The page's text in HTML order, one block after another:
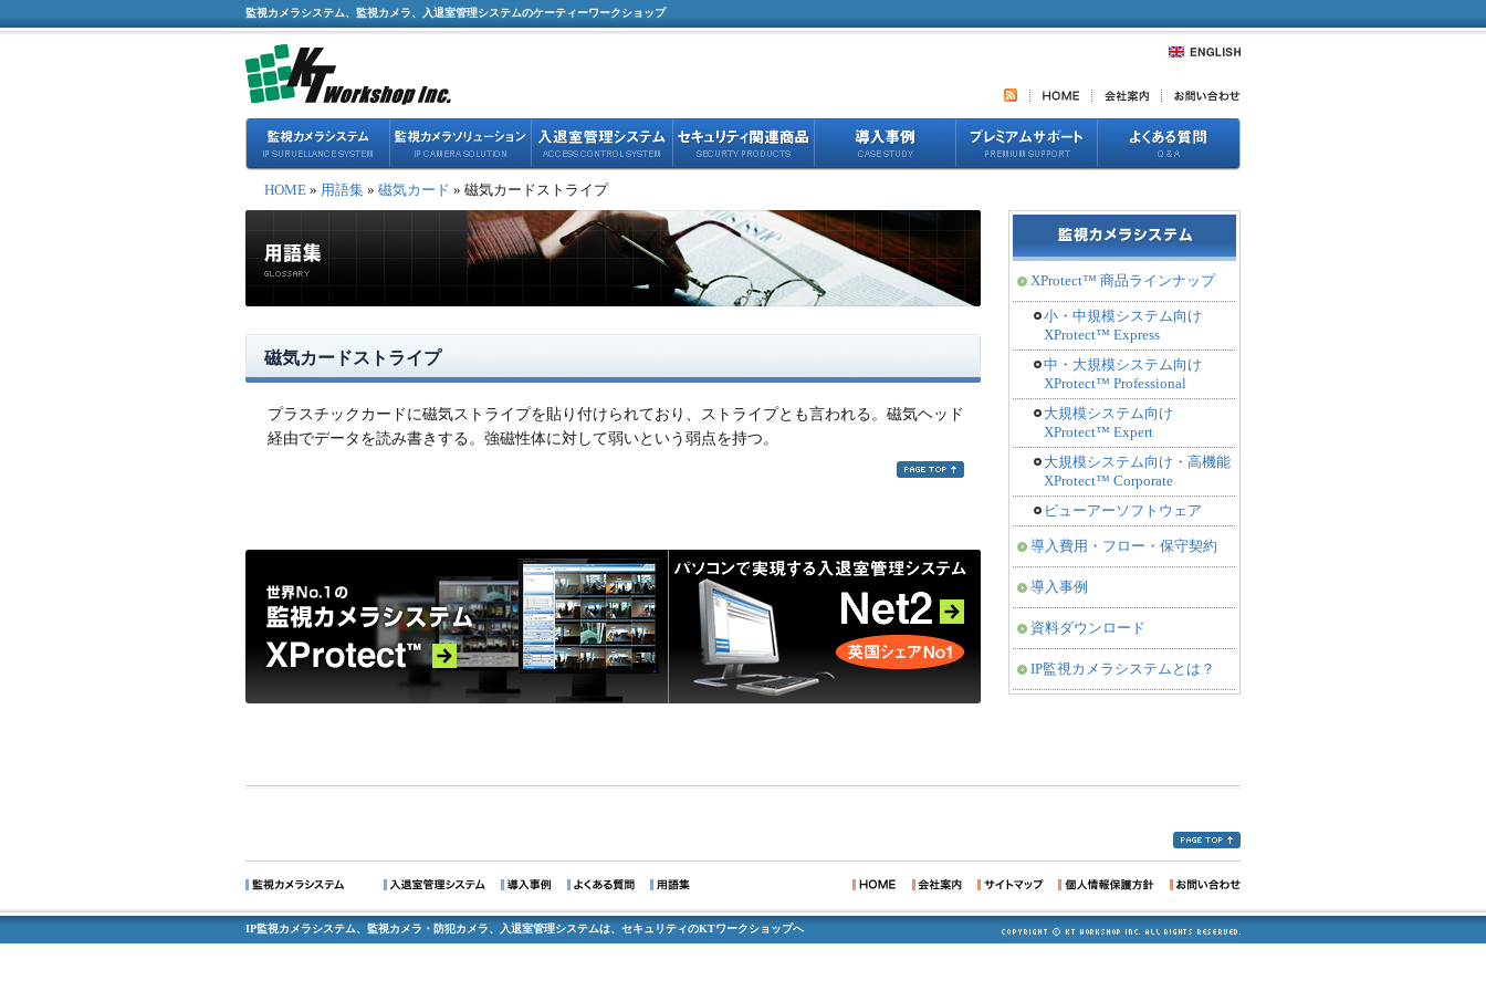
監視カメラシステム、監視カメラ、入退室管理システムのケーティーワークショップ
HOME » 用語集 » 磁気カード » 磁気カードストライプ
磁気カードストライプ
プラスチックカードに磁気ストライプを貼り付けられており、ストライプとも言われる。磁気ヘッド
経由でデータを読み書きする。強磁性体に対して弱いという弱点を持つ。
XProtect™ 商品ラインナップ
小・中規模システム向け
XProtect™ Express
中・大規模システム向け
XProtect™ Professional
大規模システム向け
XProtect™ Expert
大規模システム向け・高機能
XProtect™ Corporate
ビューアーソフトウェア
導入費用・フロー・保守契約
導入事例
資料ダウンロード
IP監視カメラシステムとは？
IP監視カメラシステム、監視カメラ・防犯カメラ、入退室管理システムは、セキュリティのKTワークショップへ